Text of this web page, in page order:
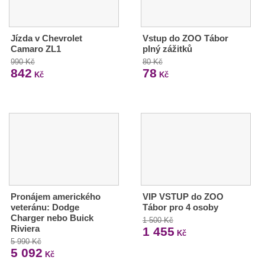
Jízda v Chevrolet
Camaro ZL1
990 Kč
842 Kč
Vstup do ZOO Tábor
plný zážitků
80 Kč
78 Kč
Pronájem amerického
veteránu: Dodge
Charger nebo Buick
Riviera
5 990 Kč
5 092 Kč
VIP VSTUP do ZOO
Tábor pro 4 osoby
1 500 Kč
1 455 Kč